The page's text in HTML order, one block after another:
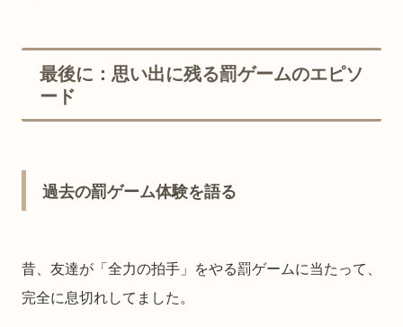
最後に：思い出に残る罰ゲームのエピソ
ード
過去の罰ゲーム体験を語る
昔、友達が「全力の拍手」をやる罰ゲームに当たって、
完全に息切れしてました。